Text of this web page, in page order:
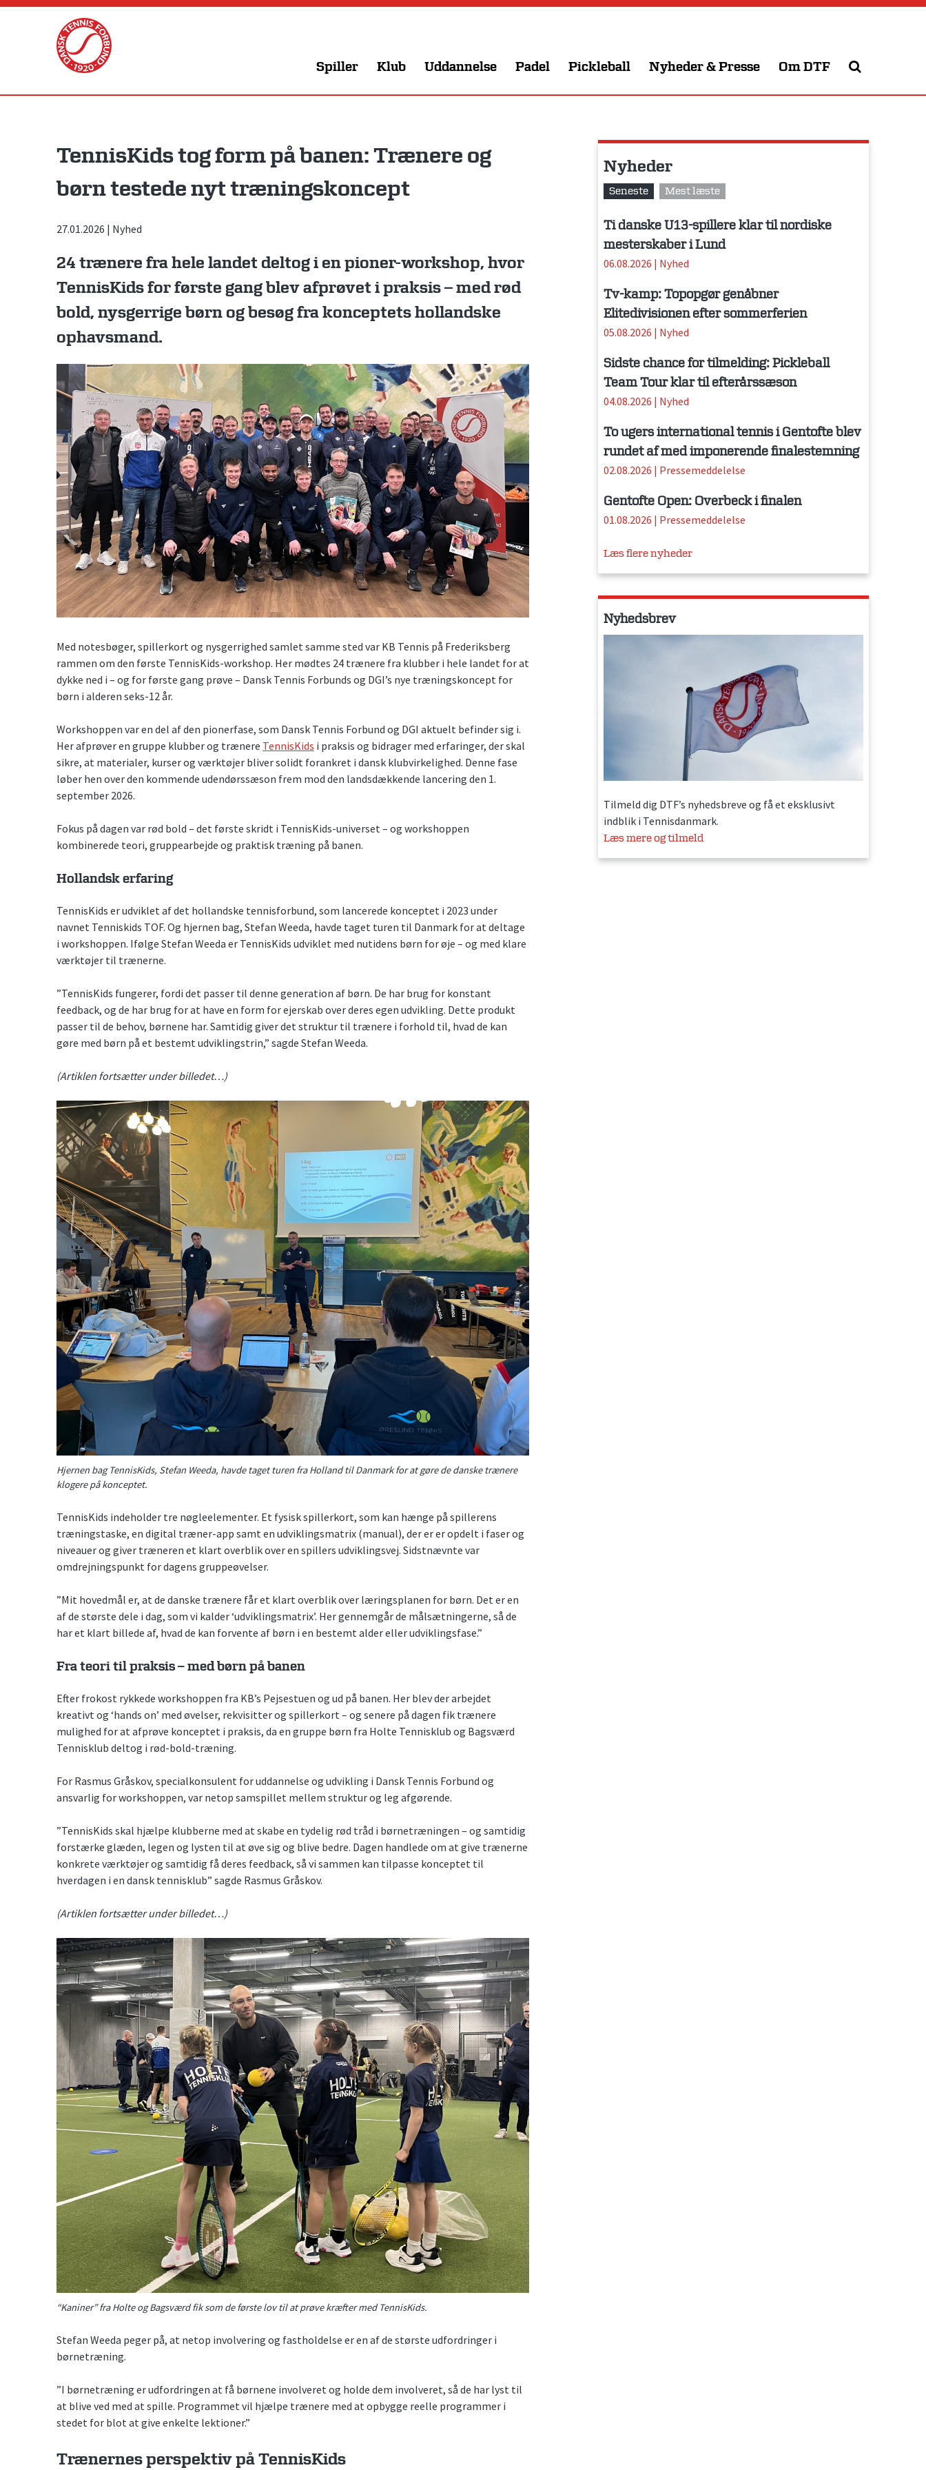
Skip
Spiller Klub Uddannelse Padel Pickleball Nyheder & Presse Om DTF
TennisKids tog form på banen: Trænere og
børn testede nyt træningskoncept
27.01.2026 | Nyhed
24 trænere fra hele landet deltog i en pioner-workshop, hvor
TennisKids for første gang blev afprøvet i praksis – med rød
bold, nysgerrige børn og besøg fra konceptets hollandske
ophavsmand.
Med notesbøger, spillerkort og nysgerrighed samlet samme sted var KB Tennis på Frederiksberg
rammen om den første TennisKids-workshop. Her mødtes 24 trænere fra klubber i hele landet for at
dykke ned i – og for første gang prøve – Dansk Tennis Forbunds og DGI’s nye træningskoncept for
børn i alderen seks-12 år.
Workshoppen var en del af den pionerfase, som Dansk Tennis Forbund og DGI aktuelt befinder sig i.
Her afprøver en gruppe klubber og trænere TennisKids i praksis og bidrager med erfaringer, der skal
sikre, at materialer, kurser og værktøjer bliver solidt forankret i dansk klubvirkelighed. Denne fase
løber hen over den kommende udendørssæson frem mod den landsdækkende lancering den 1.
september 2026.
Fokus på dagen var rød bold – det første skridt i TennisKids-universet – og workshoppen
kombinerede teori, gruppearbejde og praktisk træning på banen.
Hollandsk erfaring
TennisKids er udviklet af det hollandske tennisforbund, som lancerede konceptet i 2023 under
navnet Tenniskids TOF. Og hjernen bag, Stefan Weeda, havde taget turen til Danmark for at deltage
i workshoppen. Ifølge Stefan Weeda er TennisKids udviklet med nutidens børn for øje – og med klare
værktøjer til trænerne.
”TennisKids fungerer, fordi det passer til denne generation af børn. De har brug for konstant
feedback, og de har brug for at have en form for ejerskab over deres egen udvikling. Dette produkt
passer til de behov, børnene har. Samtidig giver det struktur til trænere i forhold til, hvad de kan
gøre med børn på et bestemt udviklingstrin,” sagde Stefan Weeda.
(Artiklen fortsætter under billedet…)
Hjernen bag TennisKids, Stefan Weeda, havde taget turen fra Holland til Danmark for at gøre de danske trænere
klogere på konceptet.
TennisKids indeholder tre nøgleelementer. Et fysisk spillerkort, som kan hænge på spillerens
træningstaske, en digital træner-app samt en udviklingsmatrix (manual), der er er opdelt i faser og
niveauer og giver træneren et klart overblik over en spillers udviklingsvej. Sidstnævnte var
omdrejningspunkt for dagens gruppeøvelser.
”Mit hovedmål er, at de danske trænere får et klart overblik over læringsplanen for børn. Det er en
af de største dele i dag, som vi kalder ‘udviklingsmatrix’. Her gennemgår de målsætningerne, så de
har et klart billede af, hvad de kan forvente af børn i en bestemt alder eller udviklingsfase.”
Fra teori til praksis – med børn på banen
Efter frokost rykkede workshoppen fra KB’s Pejsestuen og ud på banen. Her blev der arbejdet
kreativt og ‘hands on’ med øvelser, rekvisitter og spillerkort – og senere på dagen fik trænere
mulighed for at afprøve konceptet i praksis, da en gruppe børn fra Holte Tennisklub og Bagsværd
Tennisklub deltog i rød-bold-træning.
For Rasmus Gråskov, specialkonsulent for uddannelse og udvikling i Dansk Tennis Forbund og
ansvarlig for workshoppen, var netop samspillet mellem struktur og leg afgørende.
”TennisKids skal hjælpe klubberne med at skabe en tydelig rød tråd i børnetræningen – og samtidig
forstærke glæden, legen og lysten til at øve sig og blive bedre. Dagen handlede om at give trænerne
konkrete værktøjer og samtidig få deres feedback, så vi sammen kan tilpasse konceptet til
hverdagen i en dansk tennisklub” sagde Rasmus Gråskov.
(Artiklen fortsætter under billedet…)
“Kaniner” fra Holte og Bagsværd fik som de første lov til at prøve kræfter med TennisKids.
Stefan Weeda peger på, at netop involvering og fastholdelse er en af de største udfordringer i
børnetræning.
”I børnetræning er udfordringen at få børnene involveret og holde dem involveret, så de har lyst til
at blive ved med at spille. Programmet vil hjælpe trænere med at opbygge reelle programmer i
stedet for blot at give enkelte lektioner.”
Trænernes perspektiv på TennisKids
Nyheder
Seneste Mest læste
Ti danske U13-spillere klar til nordiske
mesterskaber i Lund
06.08.2026 | Nyhed
Tv-kamp: Topopgør genåbner
Elitedivisionen efter sommerferien
05.08.2026 | Nyhed
Sidste chance for tilmelding: Pickleball
Team Tour klar til efterårssæson
04.08.2026 | Nyhed
To ugers international tennis i Gentofte blev
rundet af med imponerende finalestemning
02.08.2026 | Pressemeddelelse
Gentofte Open: Overbeck i finalen
01.08.2026 | Pressemeddelelse
Læs flere nyheder
Nyhedsbrev
Tilmeld dig DTF’s nyhedsbreve og få et eksklusivt
indblik i Tennisdanmark.
Læs mere og tilmeld